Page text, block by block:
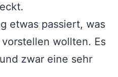
etwas passiert, was
wollten. Es
zwar eine sehr